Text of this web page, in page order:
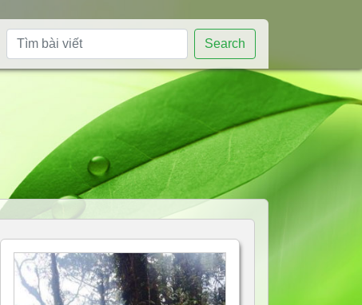
Search